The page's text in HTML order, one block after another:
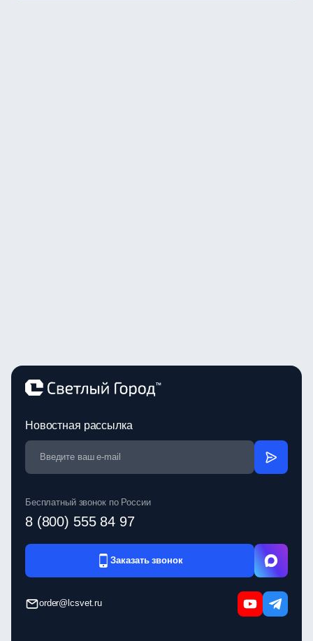
Новостная рассылка
Бесплатный звонок по России
8 (800) 555 84 97
Заказать звонок
order@lcsvet.ru